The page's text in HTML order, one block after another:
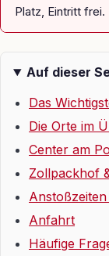
Platz, Eintritt frei.
Auf dieser
Das
Die Orte im
Center am
Zollpackhof
Anfahrt
Häufige